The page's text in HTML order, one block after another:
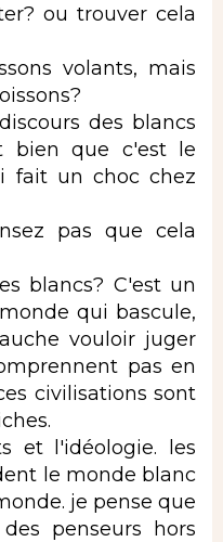
ou trouver cela
volants, mais
des blancs
bien que c'est le
fait un choc chez
pas que cela
blancs? C'est un
qui bascule,
vouloir juger
pas en
civilisations sont
et l'idéologie. les
le monde blanc
je pense que
penseurs hors